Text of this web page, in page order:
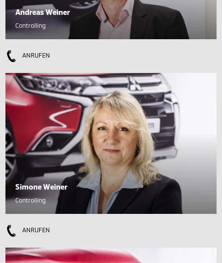
Andreas Weiner
Controlling
ANRUFEN
Simone Weiner
Controlling
ANRUFEN